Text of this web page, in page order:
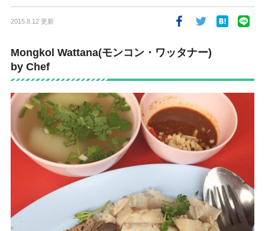
2015.8.12 更新
Mongkol Wattana(モンコン・ワッタナー)
by Chef